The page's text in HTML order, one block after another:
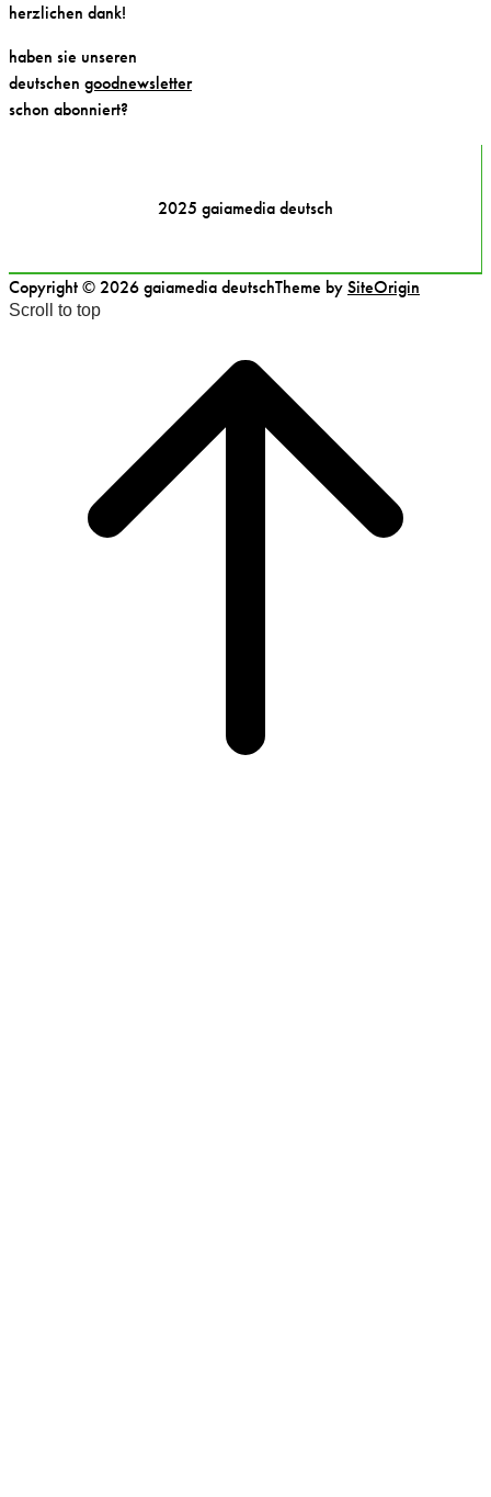
herzlichen dank!
haben sie unseren
deutschen goodnewsletter
schon abonniert?
2025 gaiamedia deutsch
Copyright © 2026 gaiamedia deutschTheme by SiteOrigin
Scroll to top